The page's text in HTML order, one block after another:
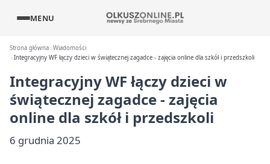
MENU
Strona główna Wiadomości
Integracyjny WF łączy dzieci w świątecznej zagadce - zajęcia online dla szkół i przedszkoli
Integracyjny WF łączy dzieci w
świątecznej zagadce - zajęcia
online dla szkół i przedszkoli
6 grudnia 2025